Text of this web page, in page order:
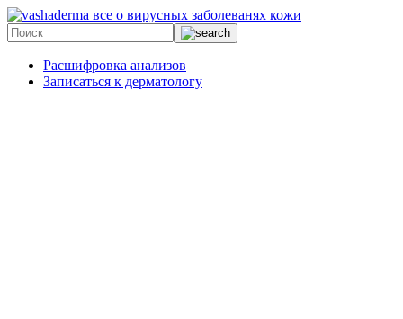
все о вирусных заболеванях кожи
Расшифровка анализов
Записаться к дерматологу